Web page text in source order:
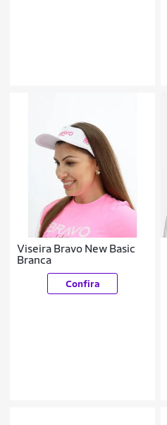
Viseira Bravo New Basic
Branca
Confira